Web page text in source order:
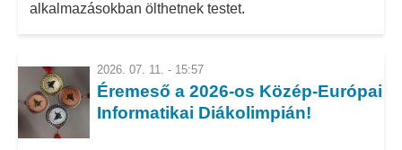
alkalmazásokban ölthetnek testet.
2026. 07. 11. - 15:57
Éremeső a 2026-os Közép-Európai
Informatikai Diákolimpián!